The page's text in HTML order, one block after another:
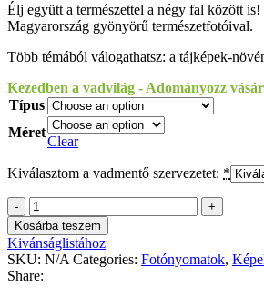
Élj együtt a természettel a négy fal között
Magyarország gyönyörű természetfotóival.
Több témából válogathatsz: a tájképek-
Kezedben a vadvilág - Adományozz
Típus
Méret
Clear
Kiválasztom a vadmentő szervezetet: *
Kovács
Imre
-
Leánykák
quantity
Kosárba teszem
Kivánságlistához
SKU: N/A Categories: Fotónyomatok,
Share: